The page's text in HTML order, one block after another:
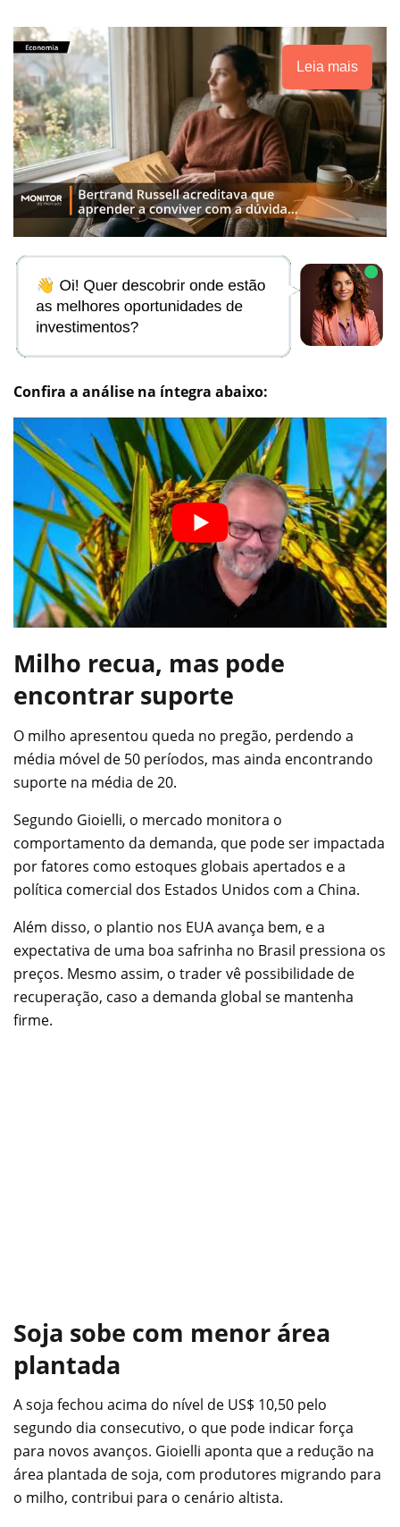
Leia mais
Confira a análise na íntegra abaixo:
Milho recua, mas pode
encontrar suporte
O milho apresentou queda no pregão, perdendo a
média móvel de 50 períodos, mas ainda encontrando
suporte na média de 20.
Segundo Gioielli, o mercado monitora o
comportamento da demanda, que pode ser impactada
por fatores como estoques globais apertados e a
política comercial dos Estados Unidos com a China.
Além disso, o plantio nos EUA avança bem, e a
expectativa de uma boa safrinha no Brasil pressiona os
preços. Mesmo assim, o trader vê possibilidade de
recuperação, caso a demanda global se mantenha
firme.
Soja sobe com menor área
plantada
A soja fechou acima do nível de US$ 10,50 pelo
segundo dia consecutivo, o que pode indicar força
para novos avanços. Gioielli aponta que a redução na
área plantada de soja, com produtores migrando para
o milho, contribui para o cenário altista.